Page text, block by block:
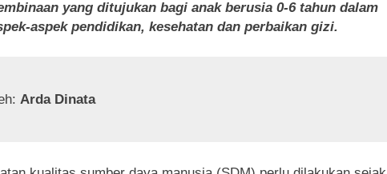
yang ditujukan bagi anak berusia 0-6 tahun dalam
aspek pendidikan, kesehatan dan perbaikan gizi.
Arda Dinata